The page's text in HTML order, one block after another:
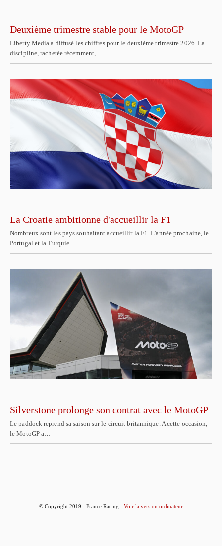
Deuxième trimestre stable pour le MotoGP
Liberty Media a diffusé les chiffres pour le deuxième trimestre 2026. La
discipline, rachetée récemment,…
La Croatie ambitionne d'accueillir la F1
Nombreux sont les pays souhaitant accueillir la F1. L'année prochaine, le
Portugal et la Turquie…
Silverstone prolonge son contrat avec le MotoGP
Le paddock reprend sa saison sur le circuit britannique. A cette occasion,
le MotoGP a…
© Copyright 2019 - France Racing Voir la version ordinateur